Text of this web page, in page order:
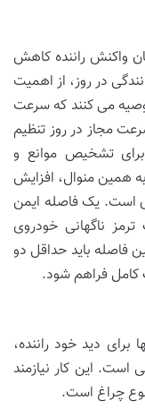
واکنش راننده کاهش
در روز، از اهمیت
می کنند که سرعت
از سرعت مجاز در روز تنظیم
تشخیص موانع و
همین منوال، افزایش
است. یک فاصله ایمن
ناگهانی خودروی
فاصله باید حداقل دو
کامل فراهم شود.
دید خود راننده،
است. این کار نیازمند
چراغ است.